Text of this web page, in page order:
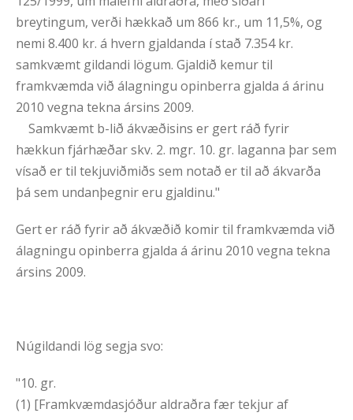
breytingum, verði hækkað um 866 kr., um 11,5%, og
nemi 8.400 kr. á hvern gjaldanda í stað 7.354 kr.
samkvæmt gildandi lögum. Gjaldið kemur til
framkvæmda við álagningu opinberra gjalda á árinu
2010 vegna tekna ársins 2009.
Samkvæmt b-lið ákvæðisins er gert ráð fyrir
hækkun fjárhæðar skv. 2. mgr. 10. gr. laganna þar sem
vísað er til tekjuviðmiðs sem notað er til að ákvarða
þá sem undanþegnir eru gjaldinu."
Gert er ráð fyrir að ákvæðið komir til framkvæmda við
álagningu opinberra gjalda á árinu 2010 vegna tekna
ársins 2009.
Núgildandi lög segja svo:
"10. gr.
(1) [Framkvæmdasjóður aldraðra fær tekjur af